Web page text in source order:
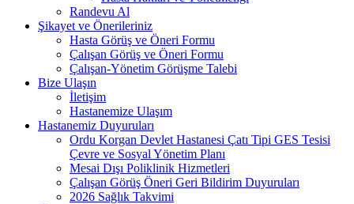
Randevu Al
Şikayet ve Önerileriniz
Hasta Görüş ve Öneri Formu
Çalışan Görüş ve Öneri Formu
Çalışan-Yönetim Görüşme Talebi
Bize Ulaşın
İletişim
Hastanemize Ulaşım
Hastanemiz Duyuruları
Ordu Korgan Devlet Hastanesi Çatı Tipi GES Tesisi
Çevre ve Sosyal Yönetim Planı
Mesai Dışı Poliklinik Hizmetleri
Çalışan Görüş Öneri Geri Bildirim Duyuruları
2026 Sağlık Takvimi